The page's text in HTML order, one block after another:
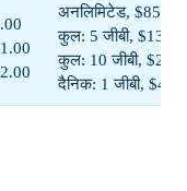
अनलिमिटेड, $85.00
कुल: 5 जीबी, $13.50
कुल: 10 जीबी,
दैनिक: 1 जीबी,